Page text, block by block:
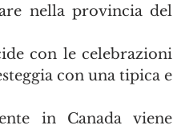
nella provincia del
con le celebrazioni
con una tipica e
in Canada viene